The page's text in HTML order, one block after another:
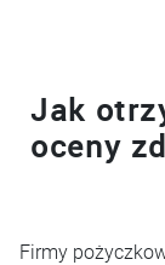
Jak
oceny
Firmy